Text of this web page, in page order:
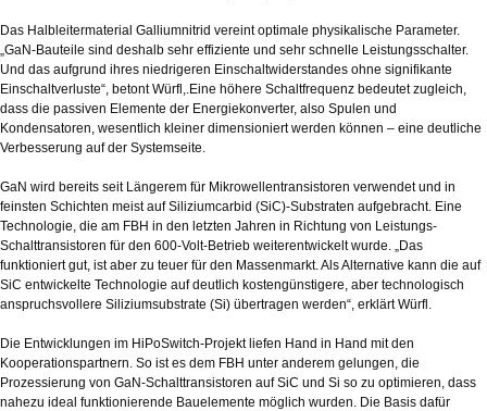
Das Halbleitermaterial Galliumnitrid vereint optimale physikalische Parameter.
„GaN-Bauteile sind deshalb sehr effiziente und sehr schnelle Leistungsschalter.
Und das aufgrund ihres niedrigeren Einschaltwiderstandes ohne signifikante
Einschaltverluste“, betont Würfl,.Eine höhere Schaltfrequenz bedeutet zugleich,
dass die passiven Elemente der Energiekonverter, also Spulen und
Kondensatoren, wesentlich kleiner dimensioniert werden können – eine deutliche
Verbesserung auf der Systemseite.
GaN wird bereits seit Längerem für Mikrowellentransistoren verwendet und in
feinsten Schichten meist auf Siliziumcarbid (SiC)-Substraten aufgebracht. Eine
Technologie, die am FBH in den letzten Jahren in Richtung von Leistungs-
Schalttransistoren für den 600-Volt-Betrieb weiterentwickelt wurde. „Das
funktioniert gut, ist aber zu teuer für den Massenmarkt. Als Alternative kann die auf
SiC entwickelte Technologie auf deutlich kostengünstigere, aber technologisch
anspruchsvollere Siliziumsubstrate (Si) übertragen werden“, erklärt Würfl.
Die Entwicklungen im HiPoSwitch-Projekt liefen Hand in Hand mit den
Kooperationspartnern. So ist es dem FBH unter anderem gelungen, die
Prozessierung von GaN-Schalttransistoren auf SiC und Si so zu optimieren, dass
nahezu ideal funktionierende Bauelemente möglich wurden. Die Basis dafür